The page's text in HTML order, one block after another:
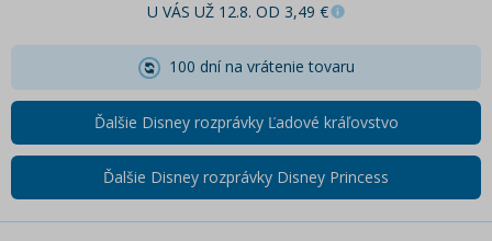
U VÁS UŽ 12.8. OD 3,49 €
100 dní na vrátenie tovaru
Ďalšie Disney rozprávky Ľadové kráľovstvo
Ďalšie Disney rozprávky Disney Princess